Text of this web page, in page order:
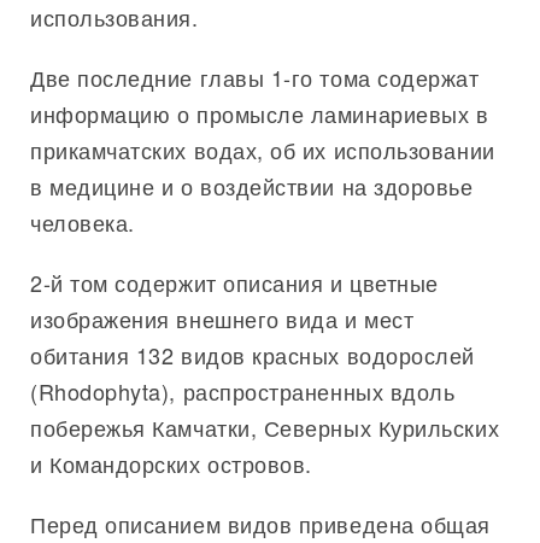
использования.
Две последние главы 1-го тома содержат
информацию о промысле ламинариевых в
прикамчатских водах, об их использовании
в медицине и о воздействии на здоровье
человека.
2-й том содержит описания и цветные
изображения внешнего вида и мест
обитания 132 видов красных водорослей
(Rhodophyta), распространенных вдоль
побережья Камчатки, Северных Курильских
и Командорских островов.
Перед описанием видов приведена общая